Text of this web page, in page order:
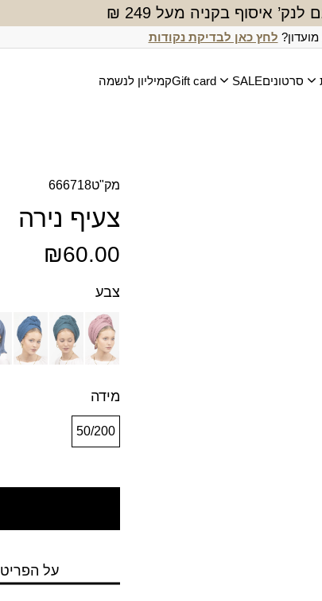
איסוף בקניה מעל 249 ₪
לחץ כאן לבדיקת נקודות
סרטוניםSALE
Gift cardקמיליון לנשמה
מק"ט666718
צעיף נירה
₪60.00
צבע
מידה
50/200
על הפריט